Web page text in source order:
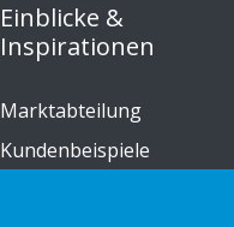
Einblicke &
Inspirationen
Marktabteilung
Kundenbeispiele